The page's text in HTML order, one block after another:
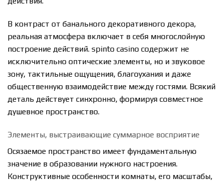
В контраст от банального декоративного декора,
реальная атмосфера включает в себя многослойную
построение действий. spinto casino содержит не
исключительно оптические элементы, но и звуковое
зону, тактильные ощущения, благоухания и даже
общественную взаимодействие между гостями. Всякий
деталь действует синхронно, формируя совместное
душевное пространство.
Элементы, выстраивающие суммарное восприятие
Осязаемое пространство имеет фундаментальную
значение в образовании нужного настроения.
Конструктивные особенности комнаты, его масштабы,